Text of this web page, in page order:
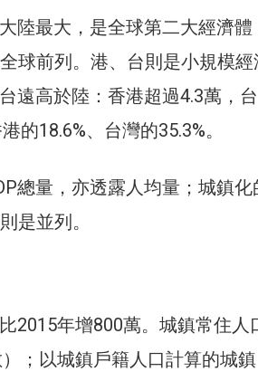
陸最大，是全球第二大經濟體
球前列。港、台則是小規模經
遠高於陸：香港超過4.3萬，台
的18.6%、台灣的35.3%。
總量，亦透露人均量；城鎮化
是並列。
2015年增800萬。城鎮常住人
；以城鎮戶籍人口計算的城鎮